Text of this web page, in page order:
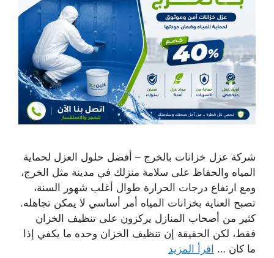
شركة عزل خزانات بالخرج – أفضل حلول العزل لحماية
المياه والحفاظ على سلامة منزلك في مدينة مثل الخرج،
ومع ارتفاع درجات الحرارة طوال أغلب شهور السنة،
تصبح العناية بخزانات المياه أمر أساسي لا يمكن تجاهله.
كثير من أصحاب المنازل يركزون على تنظيف الخزان
فقط، لكن الحقيقة إن تنظيف الخزان وحده ما يكفي إذا
ما كان … اقرأ المزيد